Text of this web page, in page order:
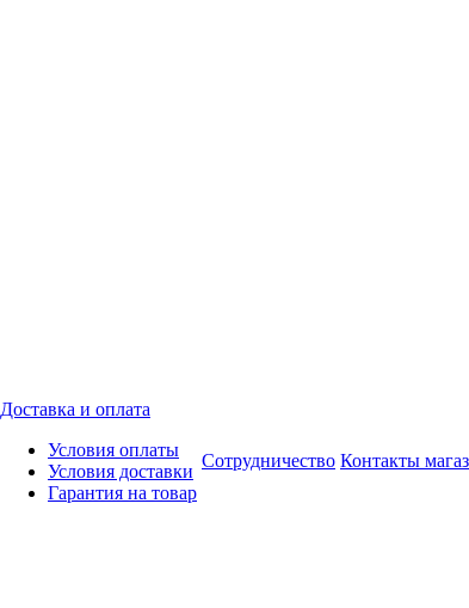
Доставка и оплата
Условия оплаты
Условия доставки
Гарантия на товар
Сотрудничество Контакты